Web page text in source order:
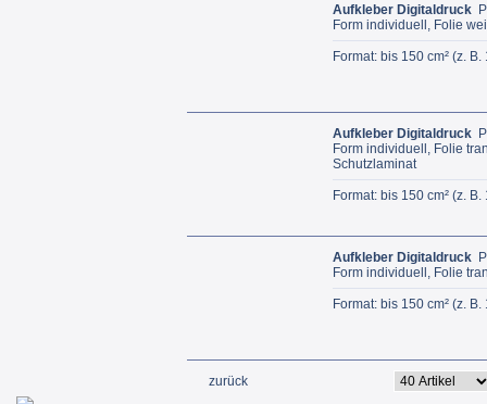
Aufkleber Digitaldruck
Form individuell, Folie
Format: bis 150 cm² (z.
Aufkleber Digitaldruck
Form individuell, Folie
Schutzlaminat
Format: bis 150 cm² (z.
Aufkleber Digitaldruck
Form individuell, Folie
Format: bis 150 cm² (z.
zurück